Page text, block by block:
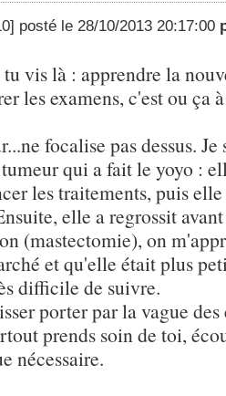
posté le 28/10/2013 20:17:00
vis là : apprendre la
les examens, c'est ou ça
focalise pas dessus. Je
qui a fait le yoyo :
les traitements, puis
elle a regrossit
(mastectomie), on
et qu'elle était plus
difficile de suivre.
porter par la vague des
prends soin de toi,
nécessaire.